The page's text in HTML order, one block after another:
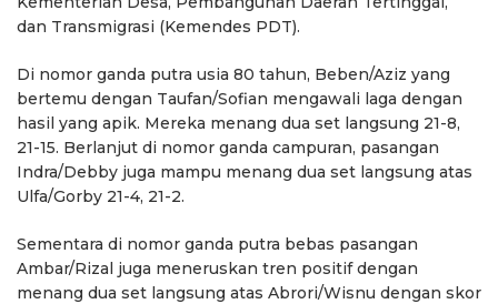
dan Transmigrasi (Kemendes PDT).
Di nomor ganda putra usia 80 tahun, Beben/Aziz yang
bertemu dengan Taufan/Sofian mengawali laga dengan
hasil yang apik. Mereka menang dua set langsung 21-8,
21-15. Berlanjut di nomor ganda campuran, pasangan
Indra/Debby juga mampu menang dua set langsung atas
Ulfa/Gorby 21-4, 21-2.
Sementara di nomor ganda putra bebas pasangan
Ambar/Rizal juga meneruskan tren positif dengan
menang dua set langsung atas Abrori/Wisnu dengan skor